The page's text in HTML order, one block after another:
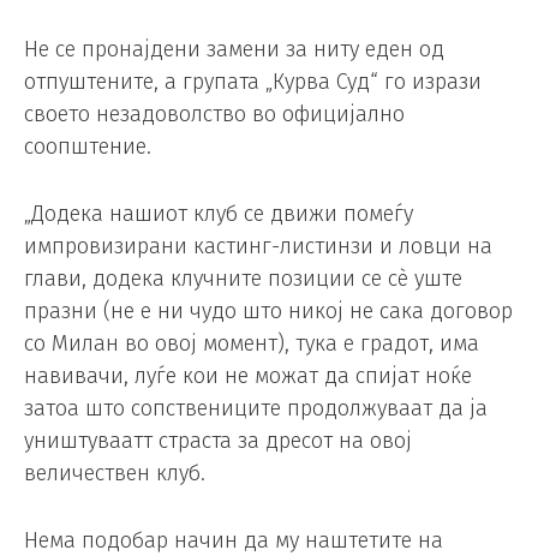
Не се пронајдени замени за ниту еден од
отпуштените, а групата „Курва Суд“ го изрази
своето незадоволство во официјално
соопштение.
„Додека нашиот клуб се движи помеѓу
импровизирани кастинг-листинзи и ловци на
глави, додека клучните позиции се сè уште
празни (не е ни чудо што никој не сака договор
со Милан во овој момент), тука е градот, има
навивачи, луѓе кои не можат да спијат ноќе
затоа што сопствениците продолжуваат да ја
уништуваатт страста за дресот на овој
величествен клуб.
Нема подобар начин да му наштетите на